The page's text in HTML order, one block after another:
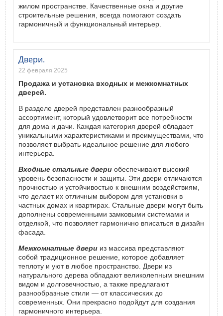
жилом пространстве. Качественные окна и другие
строительные решения, всегда помогают создать
гармоничный и функциональный интерьер.
Двери.
22 февраля 2025
Продажа и установка входных и межкомнатных
дверей.
В разделе дверей представлен разнообразный
ассортимент, который удовлетворит все потребности
для дома и дачи. Каждая категория дверей обладает
уникальными характеристиками и преимуществами, что
позволяет выбрать идеальное решение для любого
интерьера.
Входные стальные двери обеспечивают высокий
уровень безопасности и защиты. Эти двери отличаются
прочностью и устойчивостью к внешним воздействиям,
что делает их отличным выбором для установки в
частных домах и квартирах. Стальные двери могут быть
дополнены современными замковыми системами и
отделкой, что позволяет гармонично вписаться в дизайн
фасада.
Межкомнатные двери из массива представляют
собой традиционное решение, которое добавляет
теплоту и уют в любое пространство. Двери из
натурального дерева обладают великолепным внешним
видом и долговечностью, а также предлагают
разнообразные стили — от классических до
современных. Они прекрасно подойдут для создания
гармоничного интерьера.